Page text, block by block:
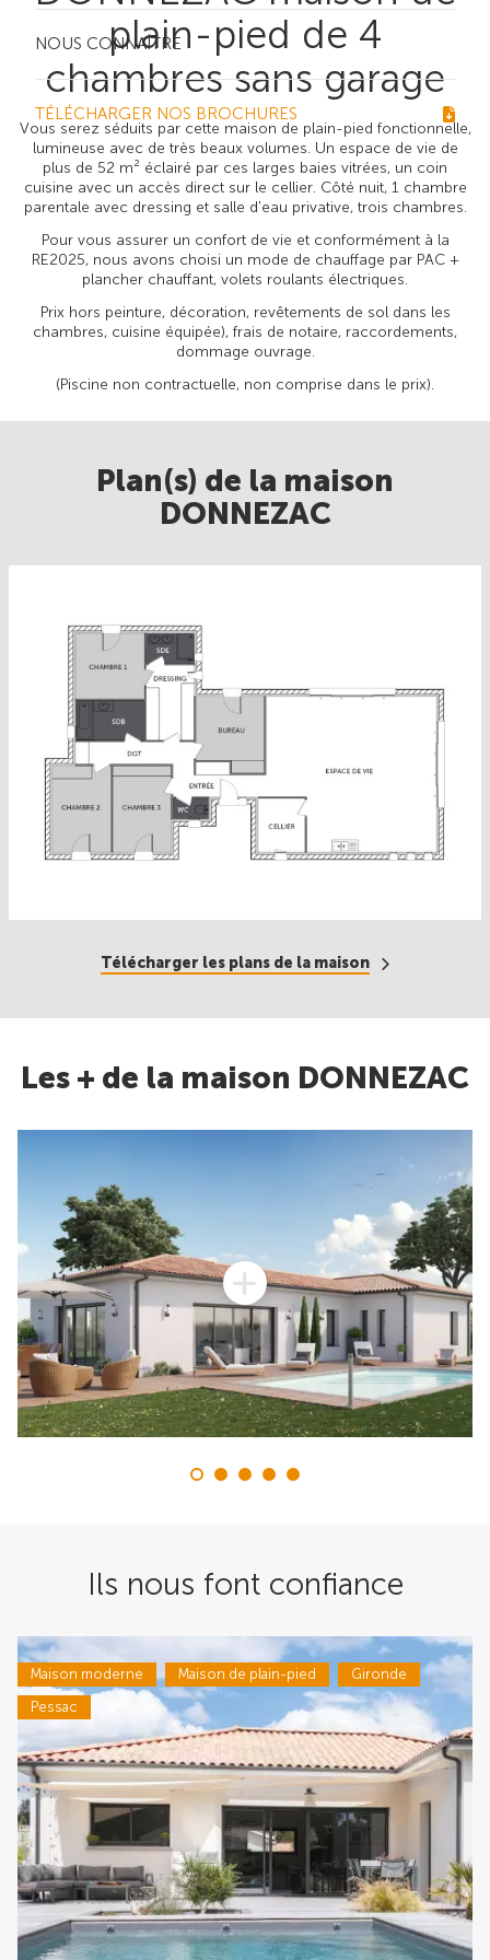
NOUS CONNAÎTRE
TÉLÉCHARGER NOS BROCHURES
plain-pied de 4
chambres sans garage
Vous serez séduits par cette maison de plain-pied fonctionnelle,
lumineuse avec de très beaux volumes. Un espace de vie de
plus de 52 m² éclairé par ces larges baies vitrées, un coin
cuisine avec un accès direct sur le cellier. Côté nuit, 1 chambre
parentale avec dressing et salle d'eau privative, trois chambres.
Pour vous assurer un confort de vie et conformément à la
RE2025, nous avons choisi un mode de chauffage par PAC +
plancher chauffant, volets roulants électriques.
Prix hors peinture, décoration, revêtements de sol dans les
chambres, cuisine équipée), frais de notaire, raccordements,
dommage ouvrage.
(Piscine non contractuelle, non comprise dans le prix).
Plan(s) de la maison
DONNEZAC
Télécharger les plans de la maison
Les + de la maison DONNEZAC
Ils nous font confiance
Maison moderne Maison de plain-pied
Gironde
Pessac